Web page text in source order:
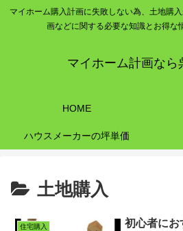
マイホーム購入計画に失敗しない為、土地購
画などに関する必要な知識とお得な
マイホーム計画なら
HOME
ハウスメーカーの坪単価
土地購入
住宅購入
初心者にお